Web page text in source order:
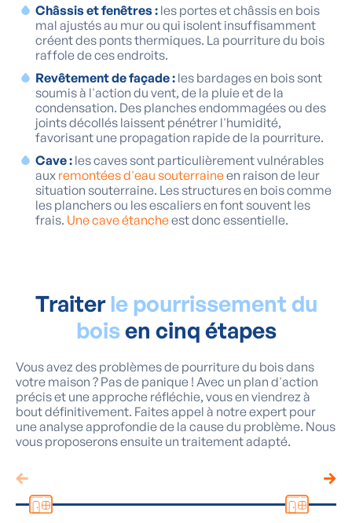
Châssis et fenêtres : les portes et châssis en bois
mal ajustés au mur ou qui isolent insuffisamment
créent des ponts thermiques. La pourriture du bois
raffole de ces endroits.
Revêtement de façade : les bardages en bois sont
soumis à l'action du vent, de la pluie et de la
condensation. Des planches endommagées ou des
joints décollés laissent pénétrer l'humidité,
favorisant une propagation rapide de la pourriture.
Cave : les caves sont particulièrement vulnérables
aux remontées d'eau souterraineen raison de leur
situation souterraine. Les structures en bois comme
les planchers ou les escaliers en font souvent les
frais. Une cave étancheest donc essentielle.
Traiterle pourrissement du
boisen cinq étapes
Vous avez des problèmes de pourriture du bois dans
votre maison ? Pas de panique ! Avec un plan d'action
précis et une approche réfléchie, vous en viendrez à
bout définitivement. Faites appel à notre expert pour
une analyse approfondie de la cause du problème. Nous
vous proposerons ensuite un traitement adapté.